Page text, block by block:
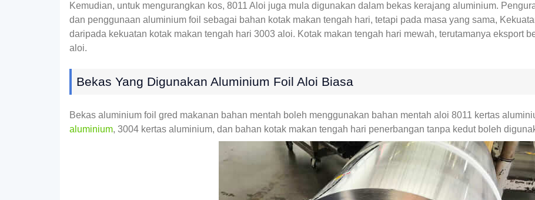
Kemudian, untuk mengurangkan kos, 8011 Aloi juga mula digunakan dalam bekas kerajang aluminium.
dan penggunaan aluminium foil sebagai bahan kotak makan tengah hari, tetapi pada masa yang sama,
daripada kekuatan kotak makan tengah hari 3003 aloi. Kotak makan tengah hari mewah, terutamanya eksport
aloi.
Bekas Yang Digunakan Aluminium Foil Aloi Biasa
Bekas aluminium foil gred makanan bahan mentah boleh menggunakan bahan mentah aloi 8011 kertas
aluminium, 3004 kertas aluminium, dan bahan kotak makan tengah hari penerbangan tanpa kedut boleh